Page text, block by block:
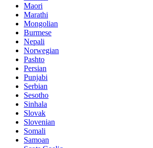
Maori
Marathi
Mongolian
Burmese
Nepali
Norwegian
Pashto
Persian
Punjabi
Serbian
Sesotho
Sinhala
Slovak
Slovenian
Somali
Samoan